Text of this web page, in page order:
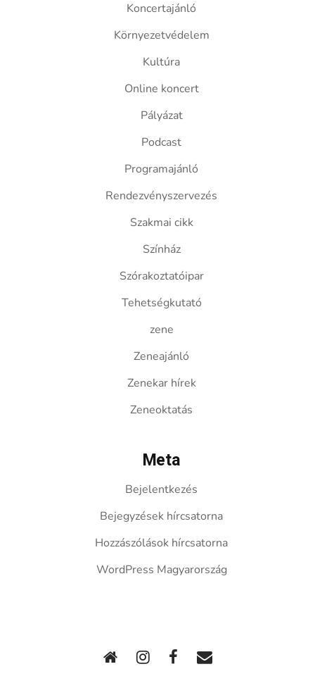
Koncertajánló
Környezetvédelem
Kultúra
Online koncert
Pályázat
Podcast
Programajánló
Rendezvényszervezés
Szakmai cikk
Színház
Szórakoztatóipar
Tehetségkutató
zene
Zeneajánló
Zenekar hírek
Zeneoktatás
Meta
Bejelentkezés
Bejegyzések hírcsatorna
Hozzászólások hírcsatorna
WordPress Magyarország